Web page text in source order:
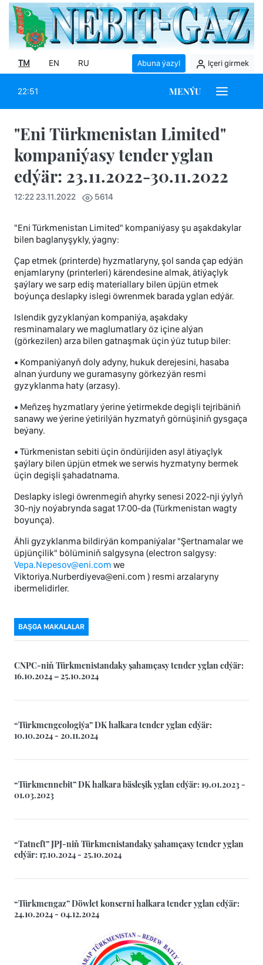
TM EN RU Abuna ýazyl Içeri girmek
22:51 MENÝU
"Eni Türkmenistan Limited"
kompaniýasy tender yglan
edýär: 23.11.2022-30.11.2022
12:22 23.11.2022 5614
"Eni Türkmenistan Limited" kompaniýasy şu aşakdakylar
bilen baglanyşykly, ýagny:
Çap etmek (printerde) hyzmatlaryny, şol sanda çap edýän
enjamlaryny (printerleri) kärendesine almak, ätiýaçlyk
şaýlary we sarp ediş materiallary bilen üpjün etmek
boýunça deslapky islegi öwrenmek barada yglan edýär.
Islendik gyzyklanýan kompaniýa, aşakdaky
resminamalary we maglumatlary öz içine alýan
(görkezilen) arza bilen gatnaşmak üçin ýüz tutup biler:
• Kompaniýanyň doly adyny, hukuk derejesini, hasaba
alnan ýurduny we guramasyny görkezýän resmi
gyzyklanma haty (arzasy).
• Meñzeş hyzmatlary ýerine ýetirmekde degişli tejribäniň
sanawy we ýerine ýetirilýän hyzmatyň görnüşiniň gysgaça
beýany.
• Türkmenistan sebiti üçin öndürijiden asyl ätiyaçlyk
şaýlary bilen üpjün etmek we serwis hyzmatyny bermek
üçin degişli şahadatnama.
Deslapky islegi öwrenmegiň ahyrky senesi 2022-nji ýylyň
30-njy noýabrynda sagat 17:00-da (Türkmenistan wagty
boyunça).
Ähli gyzyklanma bildirýän kompaniýalar "Şertnamalar we
üpjünçilik" bölüminiň salgysyna (electron salgysy:
Vepa.Nepesov@eni.com we
Viktoriya.Nurberdiyeva@eni.com ) resmi arzalaryny
ibermelidirler.
BAŞGA MAKALALAR
CNPC-niň Türkmenistandaky şahamçasy tender yglan edýär:
16.10.2024 – 25.10.2024
“Türkmengeologiýa” DK halkara tender yglan edýär:
10.10.2024 - 20.11.2024
“Türkmennebit” DK halkara bäsleşik yglan edýär: 19.01.2023 -
01.03.2023
“Tatneft” JPJ-niň Türkmenistandaky şahamçasy tender yglan
edýär: 17.10.2024 - 25.10.2024
“Türkmengaz” Döwlet konserni halkara tender yglan edýär:
24.10.2024 - 04.12.2024